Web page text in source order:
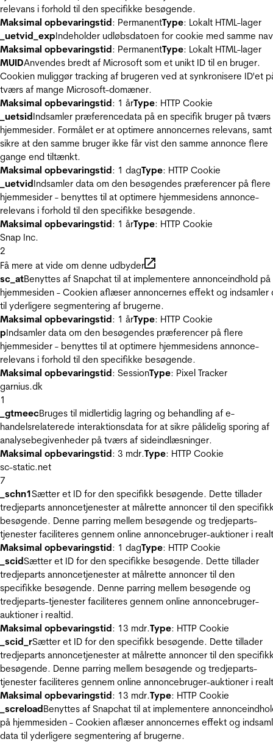
relevans i forhold til den specifikke besøgende.
Maksimal opbevaringstid: PermanentType: Lokalt HTML-lager
_uetvid_expIndeholder udløbsdatoen for cookie med samme
Maksimal opbevaringstid: PermanentType: Lokalt HTML-lager
MUIDAnvendes bredt af Microsoft som et unikt ID til en bruger.
Cookien muliggør tracking af brugeren ved at synkronisere ID'et
tværs af mange Microsoft-domæner.
Maksimal opbevaringstid: 1 årType: HTTP Cookie
_uetsidIndsamler præferencedata på en specifik bruger på tværs
hjemmesider. Formålet er at optimere annoncernes relevans, samt
sikre at den samme bruger ikke får vist den samme annonce flere
gange end tiltænkt.
Maksimal opbevaringstid: 1 dagType: HTTP Cookie
_uetvidIndsamler data om den besøgendes præferencer på flere
hjemmesider - benyttes til at optimere hjemmesidens annonce-
relevans i forhold til den specifikke besøgende.
Maksimal opbevaringstid: 1 årType: HTTP Cookie
Snap Inc.
2
Få mere at vide om denne udbyder
sc_atBenyttes af Snapchat til at implementere annonceindhold på
hjemmesiden - Cookien aflæser annoncernes effekt og indsamler
til yderligere segmentering af brugerne.
Maksimal opbevaringstid: 1 årType: HTTP Cookie
pIndsamler data om den besøgendes præferencer på flere
hjemmesider - benyttes til at optimere hjemmesidens annonce-
relevans i forhold til den specifikke besøgende.
Maksimal opbevaringstid: SessionType: Pixel Tracker
garnius.dk
1
_gtmeecBruges til midlertidig lagring og behandling af e-
handelsrelaterede interaktionsdata for at sikre pålidelig sporing af
analysebegivenheder på tværs af sideindlæsninger.
Maksimal opbevaringstid: 3 mdr.Type: HTTP Cookie
sc-static.net
7
_schn1Sætter et ID for den specifikk besøgende. Dette tillader
tredjeparts annoncetjenester at målrette annoncer til den
besøgende. Denne parring mellem besøgende og tredjeparts-
tjenester faciliteres gennem online annoncebruger-auktioner i
Maksimal opbevaringstid: 1 dagType: HTTP Cookie
_scidSætter et ID for den specifikke besøgende. Dette tillader
tredjeparts annoncetjenester at målrette annoncer til den
specifikke besøgende. Denne parring mellem besøgende og
tredjeparts-tjenester faciliteres gennem online annoncebruger-
auktioner i realtid.
Maksimal opbevaringstid: 13 mdr.Type: HTTP Cookie
_scid_rSætter et ID for den specifikk besøgende. Dette tillader
tredjeparts annoncetjenester at målrette annoncer til den
besøgende. Denne parring mellem besøgende og tredjeparts-
tjenester faciliteres gennem online annoncebruger-auktioner i
Maksimal opbevaringstid: 13 mdr.Type: HTTP Cookie
_screloadBenyttes af Snapchat til at implementere
på hjemmesiden - Cookien aflæser annoncernes effekt og
data til yderligere segmentering af brugerne.